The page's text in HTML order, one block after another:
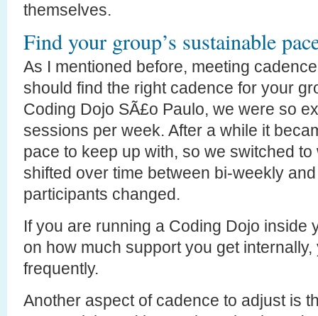
themselves.
Find your group’s sustainable
As I mentioned before, meeting
should find the right cadence for your
Coding Dojo SÃ£o Paulo, we were so
sessions per week. After a while it
pace to keep up with, so we switched
shifted over time between bi-weekly
participants changed.
If you are running a Coding Dojo inside
on how much support you get
frequently.
Another aspect of cadence to adjust is